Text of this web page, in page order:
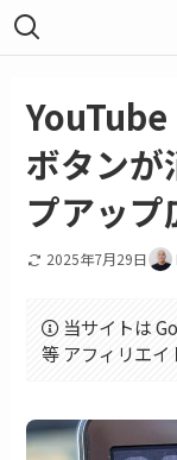
YouTube
ボタンが
プアップ
2025年7月29日
当サイトは
等 アフィリエ